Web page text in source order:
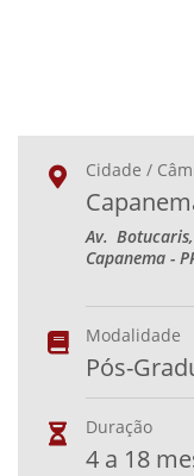
Cidade /
Av.
Capanema -
Modalidade
Pós-
Duração
4 a 18